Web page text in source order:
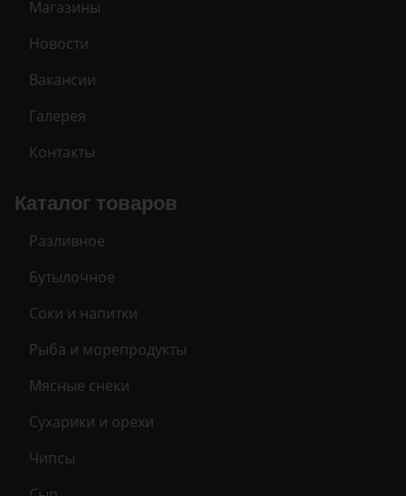
Магазины
Новости
Вакансии
Галерея
Контакты
Каталог товаров
Разливное
Бутылочное
Соки и напитки
Рыба и морепродукты
Мясные снеки
Сухарики и орехи
Чипсы